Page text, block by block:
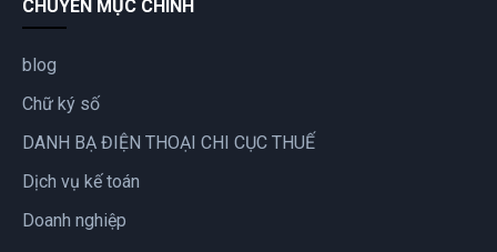
CHUYÊN MỤC CHÍNH
blog
Chữ ký số
DANH BẠ ĐIỆN THOẠI CHI CỤC THUẾ
Dịch vụ kế toán
Doanh nghiệp